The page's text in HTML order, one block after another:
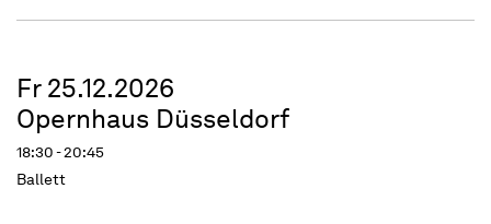
Fr 25.12.2026
Opernhaus Düsseldorf
18:30 - 20:45
Ballett